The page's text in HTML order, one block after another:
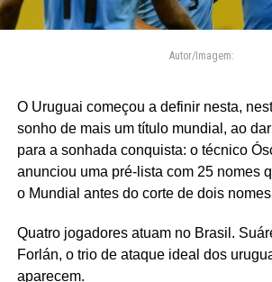
Autor/Imagem:
O Uruguai começou a definir nesta,
sonho de mais um título mundial, ao
para a sonhada conquista: o técnico
anunciou uma pré-lista com 25 nomes
o Mundial antes do corte de dois
Quatro jogadores atuam no Brasil.
Forlán, o trio de ataque ideal dos
aparecem.